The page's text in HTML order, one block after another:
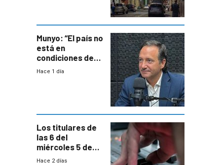
Munyo: “El país no
está en
condiciones de
enfrentar una
Hace 1 día
Los titulares de
las 6 del
miércoles 5 de
agosto de 2026
Hace 2 días